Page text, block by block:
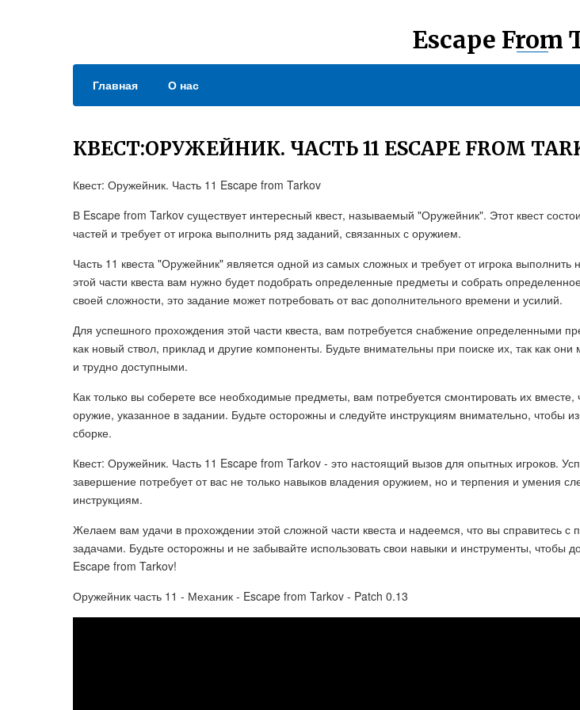
Escape From
Главная О нас
КВЕСТ:ОРУЖЕЙНИК. ЧАСТЬ 11 ESCAPE FROM
Квест: Оружейник. Часть 11 Escape from Tarkov
В Escape from Tarkov существует интересный квест, называемый "Оружейник". Этот квест
частей и требует от игрока выполнить ряд заданий, связанных с оружием.
Часть 11 квеста "Оружейник" является одной из самых сложных и требует от игрока выполнить
этой части квеста вам нужно будет подобрать определенные предметы и собрать
своей сложности, это задание может потребовать от вас дополнительного времени и усилий.
Для успешного прохождения этой части квеста, вам потребуется снабжение определенными
как новый ствол, приклад и другие компоненты. Будьте внимательны при поиске их, так как они
и трудно доступными.
Как только вы соберете все необходимые предметы, вам потребуется смонтировать их вместе,
оружие, указанное в задании. Будьте осторожны и следуйте инструкциям внимательно, чтобы
сборке.
Квест: Оружейник. Часть 11 Escape from Tarkov - это настоящий вызов для опытных игроков.
завершение потребует от вас не только навыков владения оружием, но и терпения и умения
инструкциям.
Желаем вам удачи в прохождении этой сложной части квеста и надеемся, что вы справитесь с
задачами. Будьте осторожны и не забывайте использовать свои навыки и инструменты, чтобы
Escape from Tarkov!
Оружейник часть 11 - Механик - Escape from Tarkov - Patch 0.13